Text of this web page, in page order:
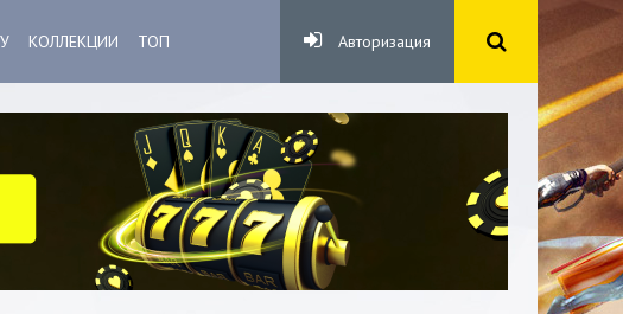
КОЛЛЕКЦИИ ТОП Авторизация